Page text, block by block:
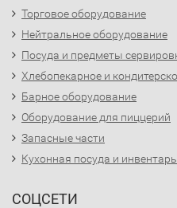
Торговое оборудование
Нейтральное оборудование
Посуда и предметы
Хлебопекарное и
Барное оборудование
Оборудование для пиццерий
Запасные части
Кухонная посуда и инвентарь
СОЦСЕТИ